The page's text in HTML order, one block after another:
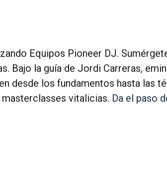
Equipos Pioneer DJ.
Bajo la guía de Jordi Carreras,
desde los fundamentos hasta las
vitalicias. Da el paso